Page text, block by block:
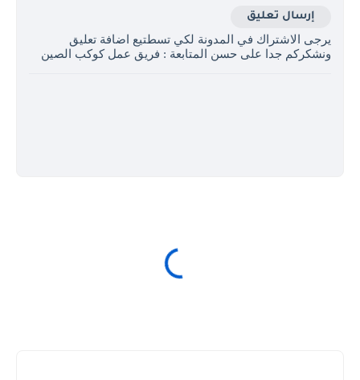
إرسال تعليق
يرجى الاشتراك في المدونة لكي تسطتيع اضافة تعليق
ونشكركم جدا على حسن المتابعة : فريق عمل كوكب الصين